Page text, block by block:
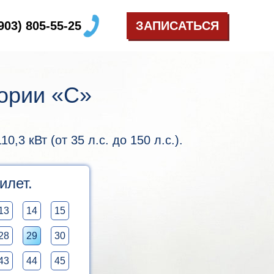
805-55-25 ЗАПИСАТЬСЯ
«C»
кВт (от 35 л.с. до 150 л.с.).
14 15
29 30
44 45